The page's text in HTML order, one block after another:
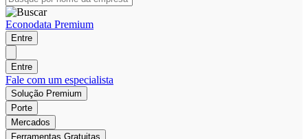
Econodata Premium
Entre
Entre
Fale com um especialista
Solução Premium
Porte
Mercados
Ferramentas Gratuitas